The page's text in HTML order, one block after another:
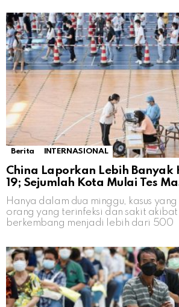
Berita INTERNASIONAL
China Laporkan Lebih Banyak
19; Sejumlah Kota Mulai Tes
Hanya dalam dua minggu, kasus
orang yang terinfeksi dan sakit
berkembang menjadi lebih dari 500